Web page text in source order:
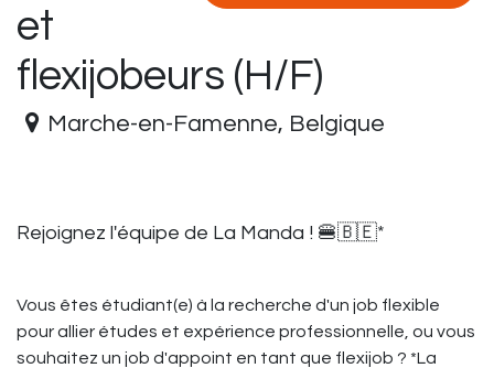
et
flexijobeurs (H/F)
Marche-en-Famenne, Belgique
Rejoignez l'équipe de La Manda ! 🍔🇧🇪*
Vous êtes étudiant(e) à la recherche d'un job flexible
pour allier études et expérience professionnelle, ou vous
souhaitez un job d'appoint en tant que flexijob ? *La